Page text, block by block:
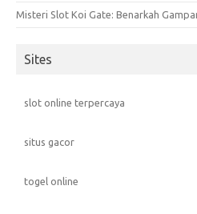
Misteri Slot Koi Gate: Benarkah
Sites
slot online terpercaya
situs gacor
togel online